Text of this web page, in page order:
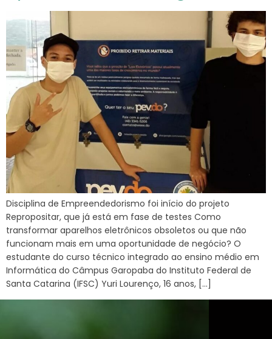
Disciplina de Empreendedorismo foi início do projeto
Repropositar, que já está em fase de testes Como
transformar aparelhos eletrônicos obsoletos ou que não
funcionam mais em uma oportunidade de negócio? O
estudante do curso técnico integrado ao ensino médio em
Informática do Câmpus Garopaba do Instituto Federal de
Santa Catarina (IFSC) Yuri Lourenço, 16 anos, […]